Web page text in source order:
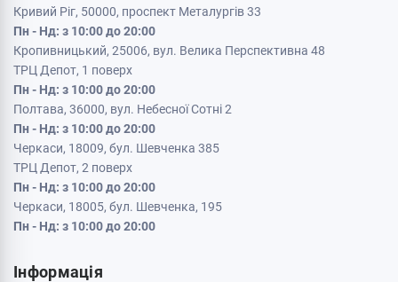
Кривий Ріг, 50000, проспект Металургів 33
Пн - Нд: з 10:00 до 20:00
Кропивницький, 25006, вул. Велика Перспективна 48
ТРЦ Депот, 1 поверх
Пн - Нд: з 10:00 до 20:00
Полтава, 36000, вул. Небесної Сотні 2
Пн - Нд: з 10:00 до 20:00
Черкаси, 18009, бул. Шевченка 385
ТРЦ Депот, 2 поверх
Пн - Нд: з 10:00 до 20:00
Черкаси, 18005, бул. Шевченка, 195
Пн - Нд: з 10:00 до 20:00
Інформація